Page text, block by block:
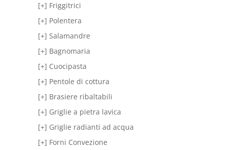
[+] Friggitrici
[+] Polentera
[+] Salamandre
[+] Bagnomaria
[+] Cuocipasta
[+] Pentole di cottura
[+] Brasiere ribaltabili
[+] Griglie a pietra lavica
[+] Griglie radianti ad acqua
[+] Forni Convezione